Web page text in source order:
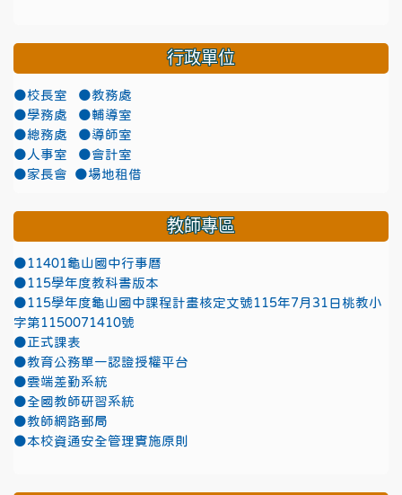
行政單位
●校長室
●教務處
●學務處
●輔導室
●總務處
●導師室
●人事室
●會計室
●家長會
●場地租借
教師專區
●11401龜山國中行事曆
●115學年度教科書版本
●115學年度龜山國中課程計畫核定文號115年7月31日桃教小
字第1150071410號
●正式課表
●教育公務單一認證授權平台
●雲端差勤系統
●全國教師研習系統
●教師網路郵局
●本校資通安全管理實施原則